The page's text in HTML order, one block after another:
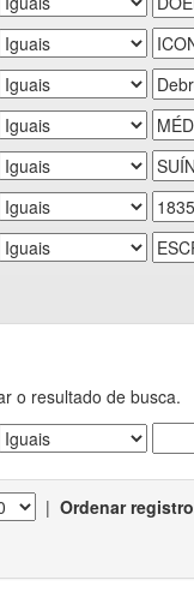
o resultado de busca.
| Ordenar